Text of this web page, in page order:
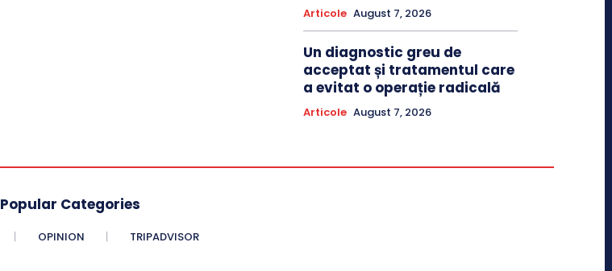
Articole August 7, 2026
Un diagnostic greu de
acceptat și tratamentul care
a evitat o operație radicală
Articole August 7, 2026
Popular Categories
OPINION TRIPADVISOR